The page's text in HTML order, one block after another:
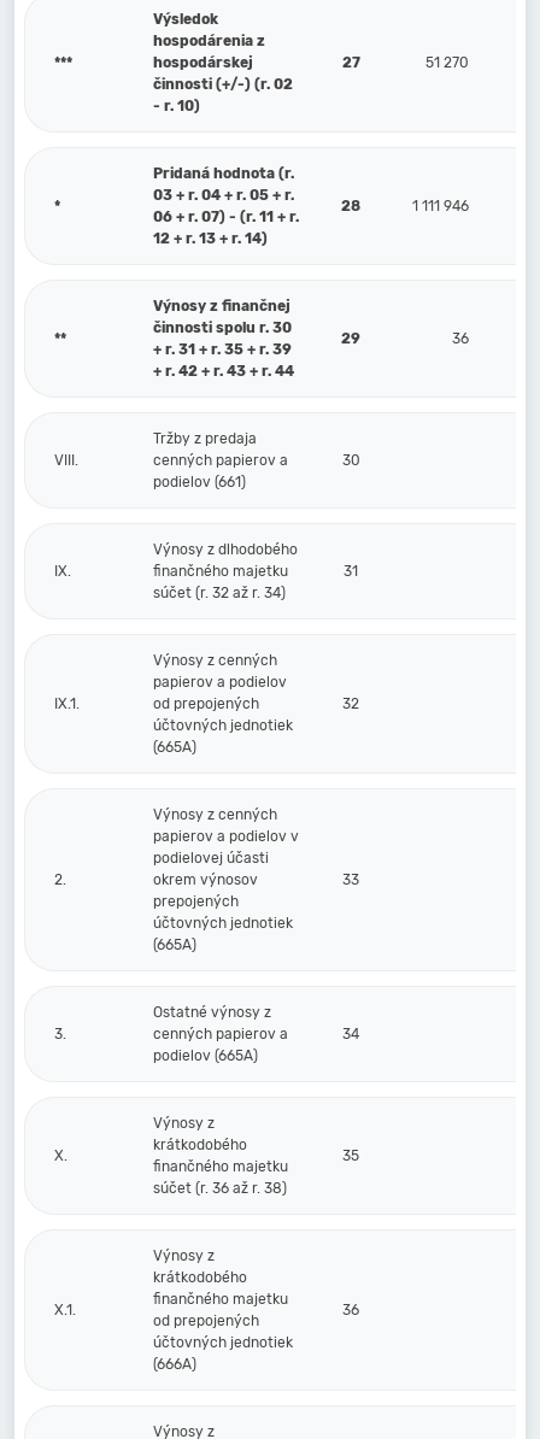
***
Výsledok
hospodárenia z
hospodárskej
činnosti (+/-) (r. 02
- r. 10)
27 51 270
*
Pridaná hodnota (r.
03 + r. 04 + r. 05 + r.
06 + r. 07) - (r. 11 + r.
12 + r. 13 + r. 14)
28 1 111 946
**
Výnosy z finančnej
činnosti spolu r. 30
+ r. 31 + r. 35 + r. 39
+ r. 42 + r. 43 + r. 44
29 36
VIII.
Tržby z predaja
cenných papierov a
podielov (661)
30
IX.
Výnosy z dlhodobého
finančného majetku
súčet (r. 32 až r. 34)
31
IX.1.
Výnosy z cenných
papierov a podielov
od prepojených
účtovných jednotiek
(665A)
32
2.
Výnosy z cenných
papierov a podielov v
podielovej účasti
okrem výnosov
prepojených
účtovných jednotiek
(665A)
33
3.
Ostatné výnosy z
cenných papierov a
podielov (665A)
34
X.
Výnosy z
krátkodobého
finančného majetku
súčet (r. 36 až r. 38)
35
X.1.
Výnosy z
krátkodobého
finančného majetku
od prepojených
účtovných jednotiek
(666A)
36
Výnosy z